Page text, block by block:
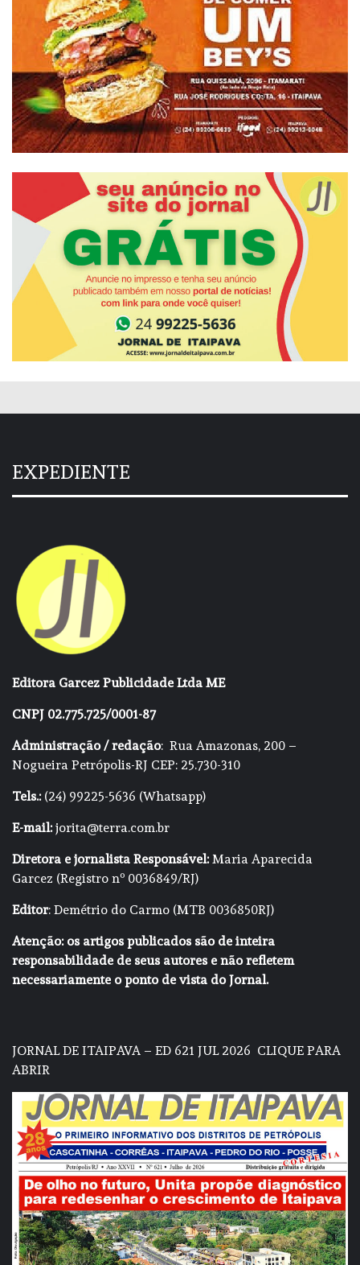
EXPEDIENTE
Editora Garcez Publicidade Ltda ME
CNPJ 02.775.725/0001-87
Administração / redação: Rua Amazonas, 200 –
Nogueira Petrópolis-RJ CEP: 25.730-310
Tels.:(24) 99225-5636 (Whatsapp)
E-mail:jorita@terra.com.br
Diretora e jornalista Responsável:Maria Aparecida
Garcez (Registro nº 0036849/RJ)
Editor: Demétrio do Carmo (MTB 0036850RJ)
Atenção: os artigos publicados são de inteira
responsabilidade de seus autores e não refletem
necessariamente o ponto de vista do Jornal.
JORNAL DE ITAIPAVA – ED 621 JUL 2026 CLIQUE PARA
ABRIR